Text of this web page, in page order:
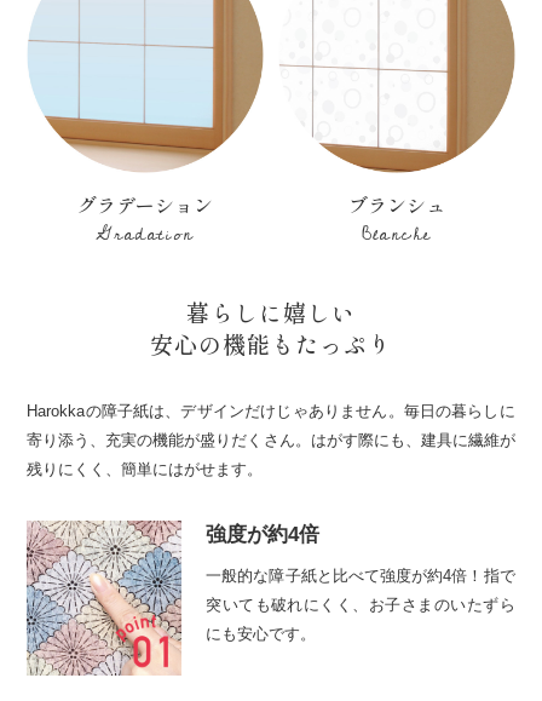
グラデーション
Gradation
ブランシュ
Blanche
暮らしに嬉しい
安心の機能もたっぷり
Harokkaの障子紙は、デザインだけじゃありません。毎日の暮らしに
寄り添う、充実の機能が盛りだくさん。はがす際にも、建具に繊維が
残りにくく、簡単にはがせます。
強度が約4倍
一般的な障子紙と比べて強度が約4倍！指で
突いても破れにくく、お子さまのいたずら
にも安心です。